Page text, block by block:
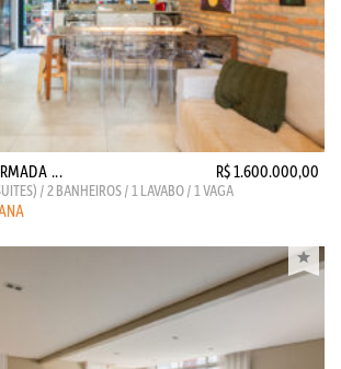
... R$ 1.600.000,00
/ 2 BANHEIROS / 1 LAVABO / 1 VAGA